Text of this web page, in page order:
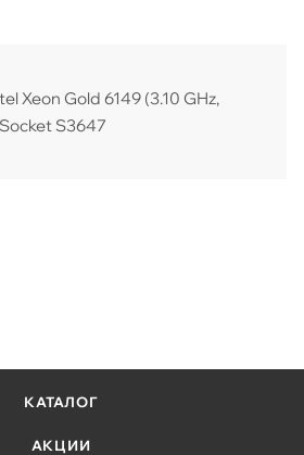
Xeon Gold 6149 (3.10 GHz,
S3647
КАТАЛОГ
АКЦИИ